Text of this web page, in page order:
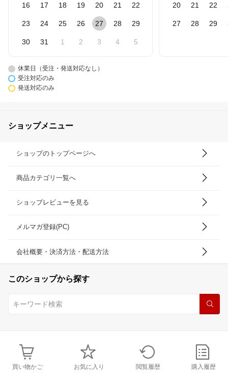
16 17 18 19 20 21 22
23 24 25 26 27 28 29
30 31 1 2 3 4 5
20 21 22
27 28 29
休業日（受注・発送対応なし）
受注対応のみ
発送対応のみ
ショップメニュー
ショップのトップページへ
商品カテゴリ一覧へ
ショップレビューを見る
メルマガ登録(PC)
会社概要・決済方法・配送方法
このショップから探す
買い物かご お気に入り 閲覧履歴 購入履歴